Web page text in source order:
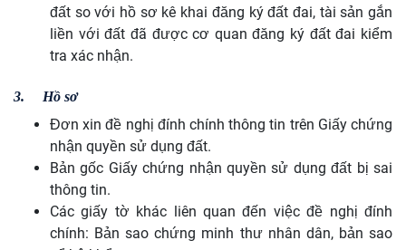
đất so với hồ sơ kê khai đăng ký đất đai, tài sản gắn
liền với đất đã được cơ quan đăng ký đất đai kiểm
tra xác nhận.
3. Hồ sơ
Đơn xin đề nghị đính chính thông tin trên Giấy chứng
nhận quyền sử dụng đất.
Bản gốc Giấy chứng nhận quyền sử dụng đất bị sai
thông tin.
Các giấy tờ khác liên quan đến việc đề nghị đính
chính: Bản sao chứng minh thư nhân dân, bản sao